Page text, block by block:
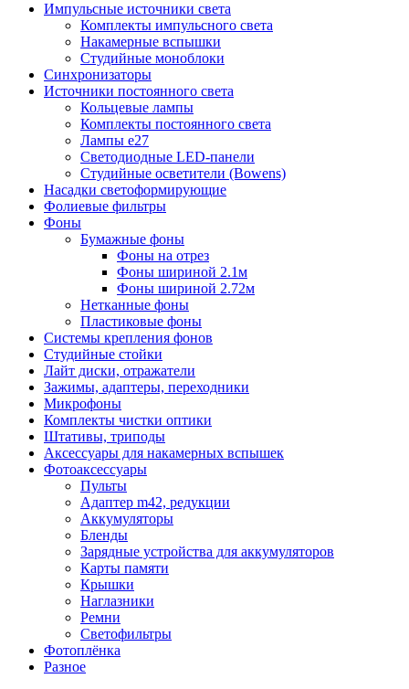
Импульсные источники света
Комплекты импульсного света
Накамерные вспышки
Студийные моноблоки
Синхронизаторы
Источники постоянного света
Кольцевые лампы
Комплекты постоянного света
Лампы e27
Светодиодные LED-панели
Студийные осветители (Bowens)
Насадки светоформирующие
Фолиевые фильтры
Фоны
Бумажные фоны
Фоны на отрез
Фоны шириной 2.1м
Фоны шириной 2.72м
Нетканные фоны
Пластиковые фоны
Системы крепления фонов
Студийные стойки
Лайт диски, отражатели
Зажимы, адаптеры, переходники
Микрофоны
Комплекты чистки оптики
Штативы, триподы
Аксессуары для накамерных вспышек
Фотоаксессуары
Пульты
Адаптер m42, редукции
Аккумуляторы
Бленды
Зарядные устройства для аккумуляторов
Карты памяти
Крышки
Наглазники
Ремни
Светофильтры
Фотоплёнка
Разное